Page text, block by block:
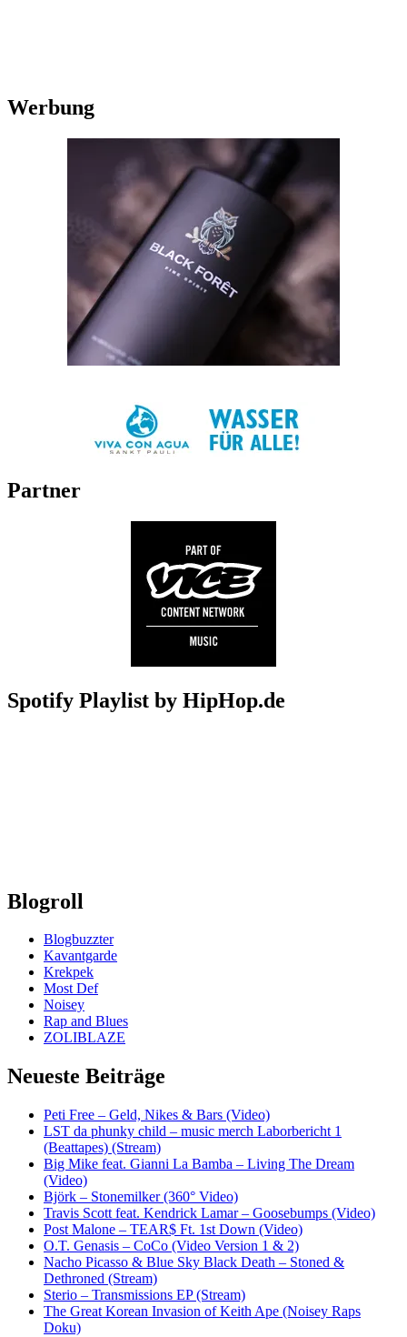
Werbung
Partner
Spotify Playlist by HipHop.de
Blogroll
Blogbuzzter
Kavantgarde
Krekpek
Most Def
Noisey
Rap and Blues
ZOLIBLAZE
Neueste Beiträge
Peti Free – Geld, Nikes & Bars (Video)
LST da phunky child – music merch Laborbericht 1
(Beattapes) (Stream)
Big Mike feat. Gianni La Bamba – Living The Dream
(Video)
Björk – Stonemilker (360° Video)
Travis Scott feat. Kendrick Lamar – Goosebumps (Video)
Post Malone – TEAR$ Ft. 1st Down (Video)
O.T. Genasis – CoCo (Video Version 1 & 2)
Nacho Picasso & Blue Sky Black Death – Stoned &
Dethroned (Stream)
Sterio – Transmissions EP (Stream)
The Great Korean Invasion of Keith Ape (Noisey Raps
Doku)